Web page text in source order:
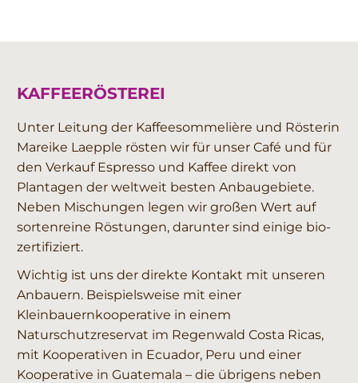
KAFFEERÖSTEREI
Unter Leitung der Kaffeesommelière und Rösterin
Mareike Laepple rösten wir für unser Café und für
den Verkauf Espresso und Kaffee direkt von
Plantagen der weltweit besten Anbaugebiete.
Neben Mischungen legen wir großen Wert auf
sortenreine Röstungen, darunter sind einige bio-
zertifiziert.
Wichtig ist uns der direkte Kontakt mit unseren
Anbauern. Beispielsweise mit einer
Kleinbauernkooperative in einem
Naturschutzreservat im Regenwald Costa Ricas,
mit Kooperativen in Ecuador, Peru und einer
Kooperative in Guatemala – die übrigens neben